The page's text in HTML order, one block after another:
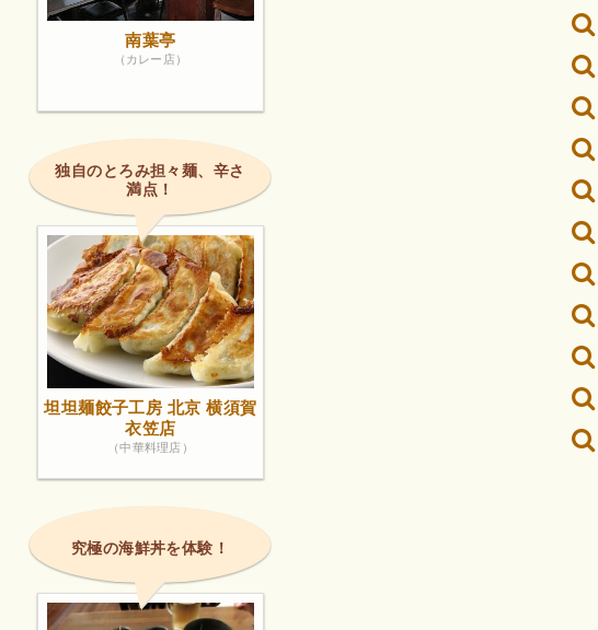
南葉亭
（カレー店）
独自のとろみ担々麺、辛さ
満点！
坦坦麺餃子工房 北京 横須賀
衣笠店
（中華料理店）
究極の海鮮丼を体験！